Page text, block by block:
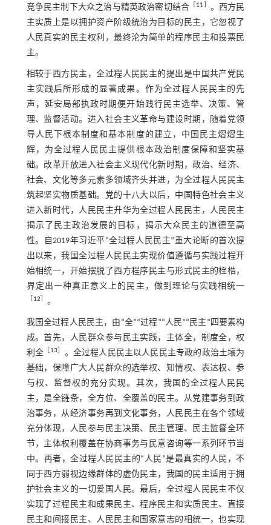
竞争民主制下大众之治与精英政治密切结合
11
。西方民
主实质上是以拥护资产阶级统治为目标的民主，它忽视了
人民真实的民主权利，最终沦为简单的程序民主和投票民
主。
相较于西方民主，全过程人民民主的提出是中国共产党民
主实践后所形成的显著成果。作为全过程人民民主的先
声，延安局部执政时期便开始践行民主选举、决策、管
理、监督活动。进入社会主义革命与建设时期，随着党领
导人民下根本制度和基本制度的建立，中国民主熠熠生
辉，为全过程人民民主提供根本政治制度保障和坚实基
础。改革开放进入社会主义现代化新时期，政治、经济、
社会、文化等多元素多领域齐头并进，为全过程人民民主
筑起坚实物质基础。党的十八大以后，中国特色社会主义
进入新时代，人民民主升华为全过程人民民主，人民民主
揭示了民主政治发展的目标，揭示大众民主的道德至高
性。自2019年习近平“全过程人民民主”重大论断的首次提
出以来，我国全过程人民民主实现价值遵循与实践过程开
始相统一，开始摆脱了西方程序民主与形式民主的桎梏，
界定出一种真正意义上的民主，做到理论与实践相统一
12 。
我国全过程人民民主，由“全”“过程”“人民”“民主”四要素构
成。首先，人民群众参与民主实践，主体全，制度全，权
利全［ 13
。全过程人民民主以人民民主专政的政治土壤为
基础，保障广大人民群众的选举权、知情权、表达权、参
与权、监督权的充分实现。其次，我国的全过程人民民
主，是全链条，全方位、全覆盖的民主。从党建事务到政
治事务，从经济事务再到文化事务，人民民主在各个领域
充分体现，人民参与民主决策、民主管理、民主监督全环
节，主体权利覆盖在协商事务与民意咨询等一系列环节当
中。再者，全过程人民民主的“人民”是最真实的人民，不
同于西方弱视边缘群体的虚伪民主，我国的民主适用于拥
护社会主义的一切爱国人民。最后，全过程人民民主不仅
实现了过程民主和成果民主、程序民主和实质民主、直接
民主和间接民主、人民民主和国家意志的相统一，也实现